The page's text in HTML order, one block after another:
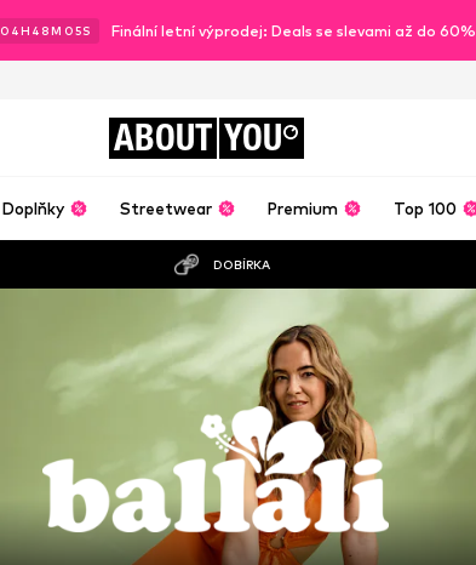
04H 48M 04S Finální letní výprodej: Deals se slevami až do 60%
ABOUT YOU
Doplňky Streetwear Premium Top 100
DOBÍRKA